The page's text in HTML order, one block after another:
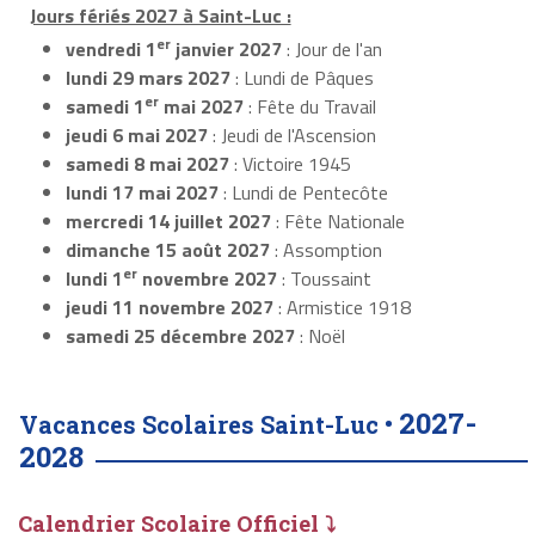
Jours fériés 2027 à Saint-Luc :
vendredi 1er janvier 2027: Jour de l'an
lundi 29 mars 2027: Lundi de Pâques
samedi 1er mai 2027: Fête du Travail
jeudi 6 mai 2027: Jeudi de l'Ascension
samedi 8 mai 2027: Victoire 1945
lundi 17 mai 2027: Lundi de Pentecôte
mercredi 14 juillet 2027: Fête Nationale
dimanche 15 août 2027: Assomption
lundi 1er novembre 2027: Toussaint
jeudi 11 novembre 2027: Armistice 1918
samedi 25 décembre 2027: Noël
Vacances Scolaires Saint-Luc • 2027-
2028
Calendrier Scolaire Officiel ⤵